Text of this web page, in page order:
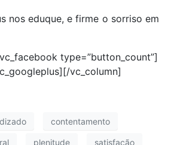
nos eduque, e firme o sorriso em
type=”button_count”]
vc_column]
contentamento
plenitude satisfação